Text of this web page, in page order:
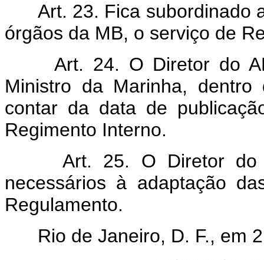
Art. 23. Fica subordinado
órgãos da MB, o serviço de
Art. 24. O Diretor do
Ministro da Marinha,
contar da data de
Regimento Interno.
Art. 25. O Diretor do
necessários à adaptação
Regulamento.
Rio de Janeiro, D. F., em